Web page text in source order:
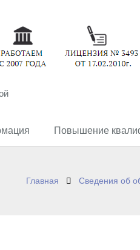
Повышение
Главная Сведения об